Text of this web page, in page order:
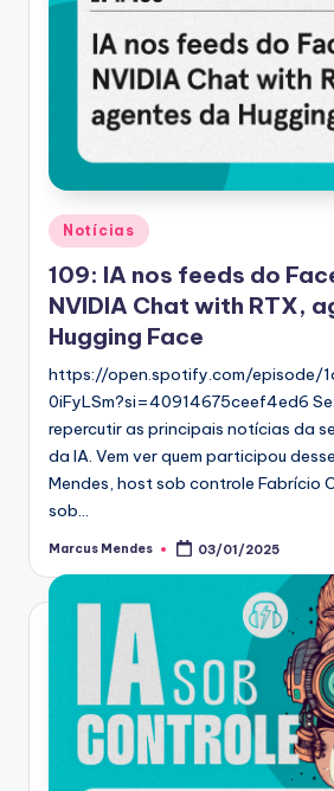
Posted
in
Notícias
109: IA nos feeds do
NVIDIA Chat with RTX,
Hugging Face
https://open.spotify.com/episode/
0iFyLSm?si=40914675ceef4ed6
repercutir as principais notícias da
da IA. Vem ver quem participou
Mendes, host sob controle Fabrício
sob…
Posted
Marcus Mendes 03/01/2025